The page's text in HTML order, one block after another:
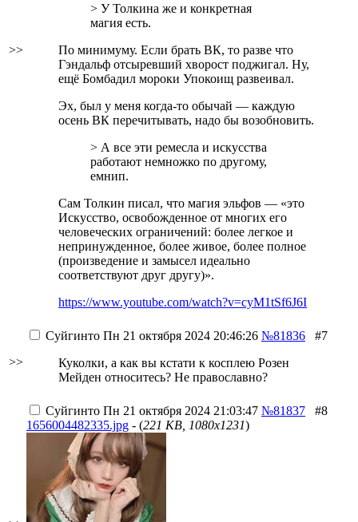
>>
> У Толкина же и конкретная
магия есть.
По минимуму. Если брать ВК, то разве что
Гэндальф отсыревший хворост поджигал. Ну,
ещё Бомбадил мороки Упокоищ развеивал.
Эх, был у меня когда-то обычай — каждую
осень ВК перечитывать, надо бы возобновить.
> А все эти ремесла и искусства
работают немножко по другому,
емнип.
Сам Толкин писал, что магия эльфов — «это
Искусство, освобожденное от многих его
человеческих ограничений: более легкое и
непринужденное, более живое, более полное
(произведение и замысел идеально
соответствуют друг другу)».
https://www.youtube.com/watch?v=cyM1tSf6J6I
>>
Суйгинто Пн 21 октября 2024 20:46:26 №81836
#7
Куколки, а как вы кстати к косплею Розен
Мейден относитесь? Не православно?
Суйгинто Пн 21 октября 2024 21:03:47 №81837
#8
1656004482335.jpg - (221 KB, 1080x1231)